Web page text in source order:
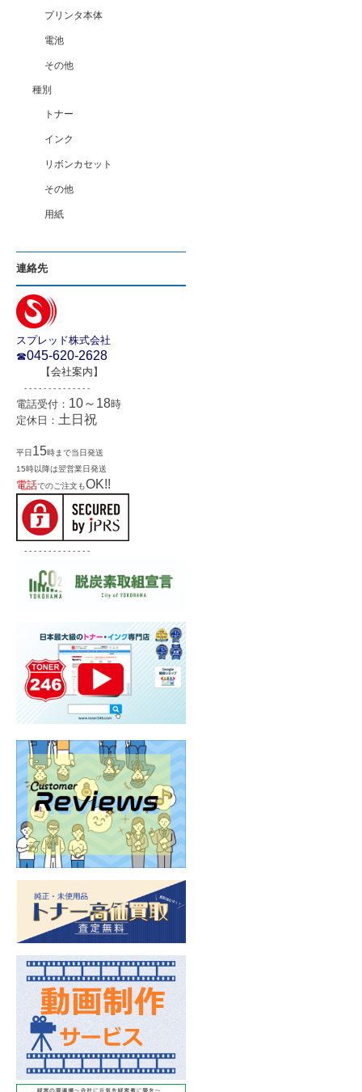
プリンタ本体
電池
その他
種別
トナー
インク
リボンカセット
その他
用紙
連絡先
スプレッド株式会社
☎045-620-2628
【会社案内 】
- - - - - - - - - - - - - -
電話受付： 10～18時
定休日： 土日祝
平日 15時まで当日発送
15時以降は翌営業日発送
電話でのご注文もOK!!
- - - - - - - - - - - - - -